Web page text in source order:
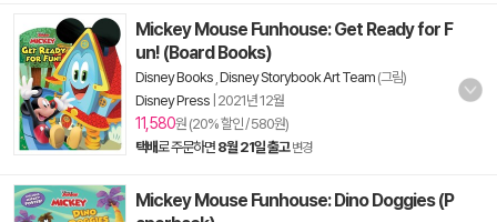
Mickey Mouse Funhouse: Get Ready for F
un! (Board Books)
Disney Books Disney Storybook Art Team (그림)
Disney Press 2021년 12월
11,580원 (20% 할인 / 580원)
택배로 주문하면 8월 21일 출고 변경
Mickey Mouse Funhouse: Dino Doggies (P